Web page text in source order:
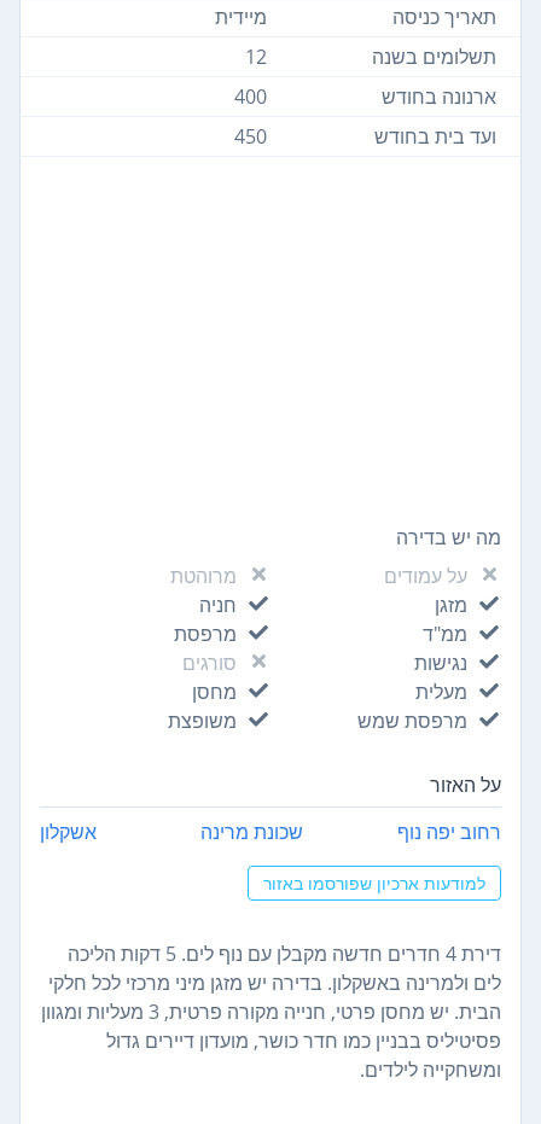
תאריך כניסה
מיידית
תשלומים בשנה
12
ארנונה בחודש
400
ועד בית בחודש
450
מה יש בדירה
על עמודים
מרוהטת
מזגן
חניה
ממ"ד
מרפסת
נגישות
סורגים
מעלית
מחסן
מרפסת שמש
משופצת
על האזור
רחוב יפה נוף שכונת מרינה אשקלון
למודעות ארכיון שפורסמו באזור
דירת 4 חדרים חדשה מקבלן עם נוף לים. 5 דקות הליכה
לים ולמרינה באשקלון. בדירה יש מזגן מיני מרכזי לכל חלקי
הבית. יש מחסן פרטי, חנייה מקורה פרטית, 3 מעליות ומגוון
פסיטיליס בבניין כמו חדר כושר, מועדון דיירים גדול
ומשחקייה לילדים.